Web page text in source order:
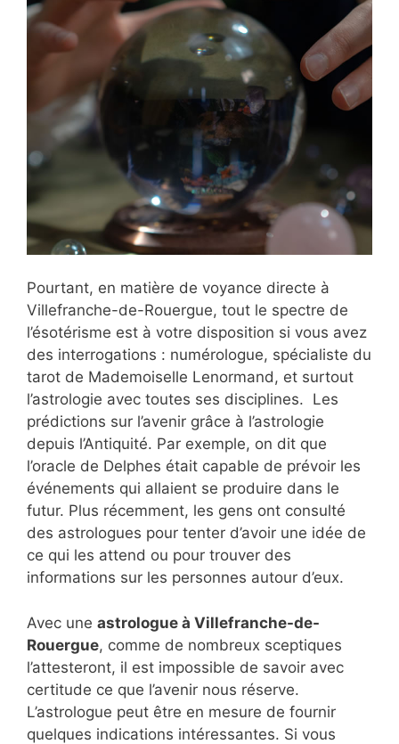
Pourtant, en matière de voyance directe à
Villefranche-de-Rouergue, tout le spectre de
l’ésotérisme est à votre disposition si vous avez
des interrogations : numérologue, spécialiste du
tarot de Mademoiselle Lenormand, et surtout
l’astrologie avec toutes ses disciplines. Les
prédictions sur l’avenir grâce à l’astrologie
depuis l’Antiquité. Par exemple, on dit que
l’oracle de Delphes était capable de prévoir les
événements qui allaient se produire dans le
futur. Plus récemment, les gens ont consulté
des astrologues pour tenter d’avoir une idée de
ce qui les attend ou pour trouver des
informations sur les personnes autour d’eux.
Avec une astrologue à Villefranche-de-
Rouergue, comme de nombreux sceptiques
l’attesteront, il est impossible de savoir avec
certitude ce que l’avenir nous réserve.
L’astrologue peut être en mesure de fournir
quelques indications intéressantes. Si vous